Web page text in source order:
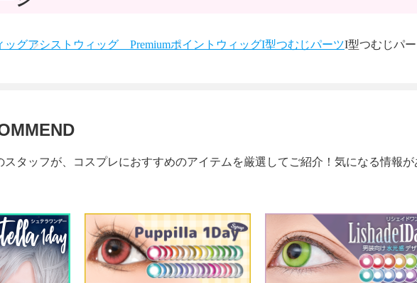
ッグアシストウィッグ PremiumポイントウィッグI型つむじパーツI型つむじパ
スタッフが、コスプレにおすすめのアイテムを厳選してご紹介！気になる情報